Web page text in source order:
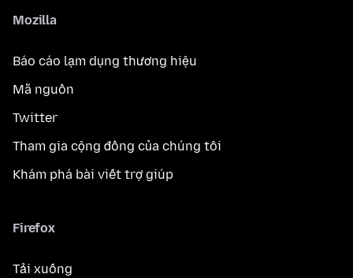
Mozilla
Báo cáo lạm dụng thương hiệu
Mã nguồn
Twitter
Tham gia cộng đồng của chúng tôi
Khám phá bài viết trợ giúp
Firefox
Tải xuống